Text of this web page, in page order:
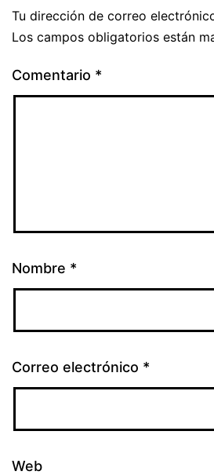
Tu dirección de correo
Los campos obligatorios están
Comentario *
Nombre *
Correo electrónico *
Web